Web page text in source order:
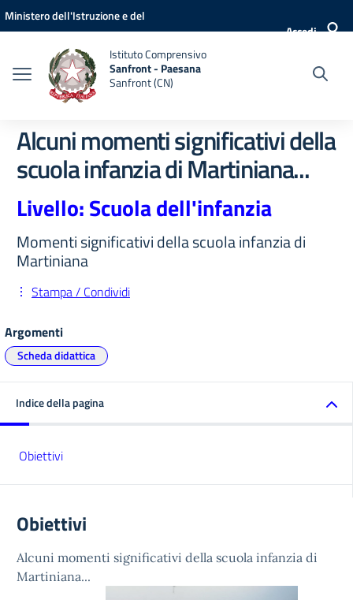
Vai ai contenuti
Vai al menu di navigazione
Vai al footer
Ministero dell'Istruzione e del
Accedi
Istituto Comprensivo
Sanfront - Paesana
Sanfront (CN)
Alcuni momenti significativi della
scuola infanzia di Martiniana...
Livello: Scuola dell'infanzia
Momenti significativi della scuola infanzia di
Martiniana
Stampa / Condividi
Argomenti
Scheda didattica
Indice della pagina
Obiettivi
Obiettivi
Alcuni momenti significativi della scuola infanzia di
Martiniana...